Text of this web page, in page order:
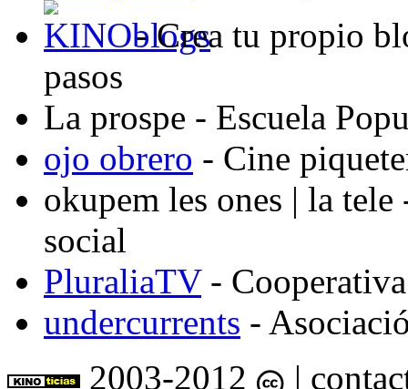
- Crea tu propio
pasos
La prospe - Escuela
ojo obrero - Cine
okupem les ones | la tele
social
PluraliaTV-
undercurrents -
2003-2012
|